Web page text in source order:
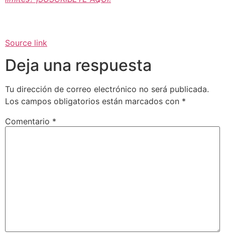
Source link
Deja una respuesta
Tu dirección de correo electrónico no será publicada.
Los campos obligatorios están marcados con *
Comentario *